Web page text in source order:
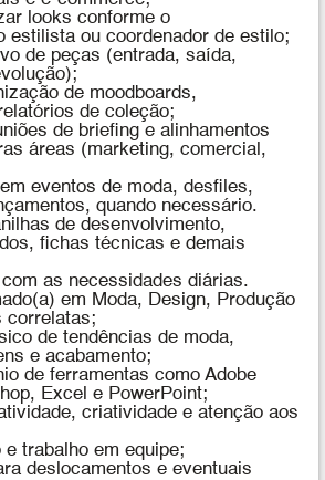
looks conforme o
estilista ou coordenador de estilo;
de peças (entrada, saída,
de moodboards,
de coleção;
de briefing e alinhamentos
áreas (marketing, comercial,
eventos de moda, desfiles,
quando necessário.
de desenvolvimento,
fichas técnicas e demais
as necessidades diárias.
em Moda, Design, Produção
correlatas;
de tendências de moda,
e acabamento;
de ferramentas como Adobe
Excel e PowerPoint;
criatividade e atenção aos
e trabalho em equipe;
deslocamentos e eventuais